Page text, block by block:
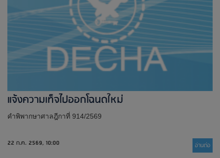
แจ้งความเท็จไปออกโฉนดใหม่​
คำพิพากษาศาลฎีกาที่ 914/2569
22 ก.ค. 2569, 10:00 อ่านต่่อ